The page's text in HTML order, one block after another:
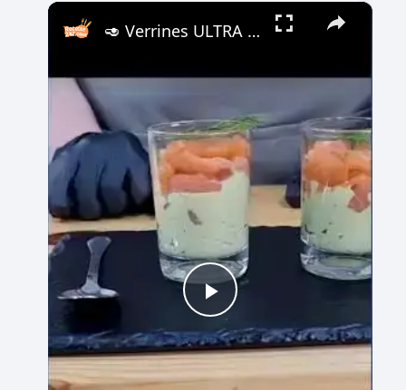
×
Play
Video
🥑 Verrines ULTRA GOURMANDES avocat-saumon en 5 min ! #recipe #explore